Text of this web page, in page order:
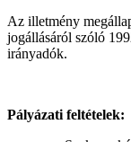
Az illetmény
jogállásáról szóló
irányadók.
Pályázati feltételek: